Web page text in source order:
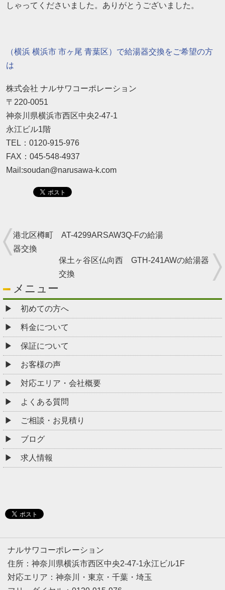
しゃってくださいました。ありがとうございました。
（横浜 横浜市 市ヶ尾 青葉区）で給湯器交換をご希望の方
は
株式会社 ナルサワコーポレーション
〒220-0051
神奈川県横浜市西区中央2-47-1
永江ビル1階
TEL：0120-915-976
FAX：045-548-4937
Mail:soudan@narusawa-k.com
港北区樽町 AT-4299ARSAW3Q-Fの給湯
器交換
保土ヶ谷区仏向西 GTH-241AWの給湯器
交換
メニュー
初めての方へ
料金について
保証について
お客様の声
対応エリア・会社概要
よくある質問
ご相談・お見積り
ブログ
求人情報
ナルサワコーポレーション
住所：神奈川県横浜市西区中央2-47-1永江ビル1F
対応エリア：神奈川・東京・千葉・埼玉